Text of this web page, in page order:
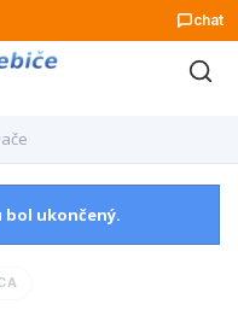
chat
ukončený.